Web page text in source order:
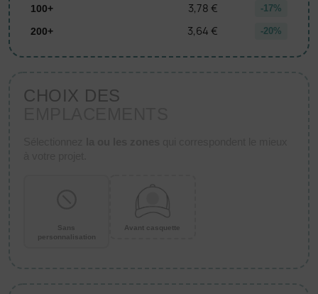
100+ 3,78 € -17%
200+ 3,64 € -20%
CHOIX DES
Sans
personnalisation
Avant casquette